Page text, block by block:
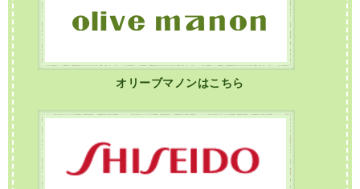
オリーブマノンはこちら